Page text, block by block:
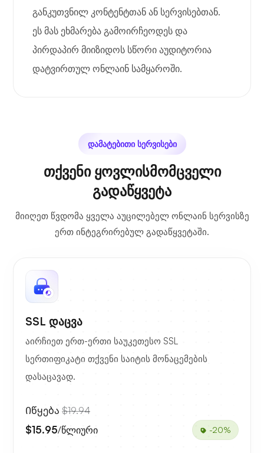
განკუთვნილ კონტენტთან ან სერვისებთან.
ეს მას ეხმარება გამოირჩეოდეს და
პირდაპირ მიიზიდოს სწორი აუდიტორია
დატვირთულ ონლაინ სამყაროში.
დამატებითი სერვისები
თქვენი ყოვლისმომცველი
გადაწყვეტა
მიიღეთ წვდომა ყველა აუცილებელ ონლაინ სერვისზე
ერთ ინტეგრირებულ გადაწყვეტაში.
SSL დაცვა
აირჩიეთ ერთ-ერთი საუკეთესო SSL
სერთიფიკატი თქვენი საიტის მონაცემების
დასაცავად.
Იწყება $19.94
$15.95/წლიური -20%